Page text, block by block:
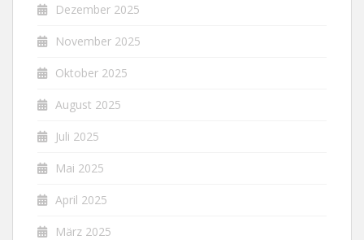
Dezember 2025
November 2025
Oktober 2025
August 2025
Juli 2025
Mai 2025
April 2025
März 2025